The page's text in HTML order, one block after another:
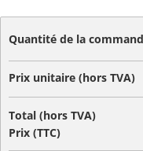
Quantité de la
Prix unitaire (hors TVA)
Total (hors TVA)
Prix (TTC)